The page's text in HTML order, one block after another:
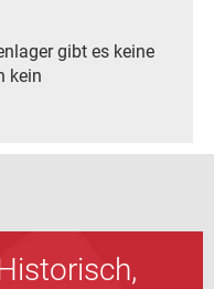
gibt es keine
kein